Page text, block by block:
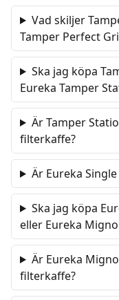
Vad skiljer
Tamper Perfect
Ska jag köpa
Eureka Tamper
Är Tamper
filterkaffe?
Är Eureka
Ska jag köpa
eller Eureka
Är Eureka
filterkaffe?